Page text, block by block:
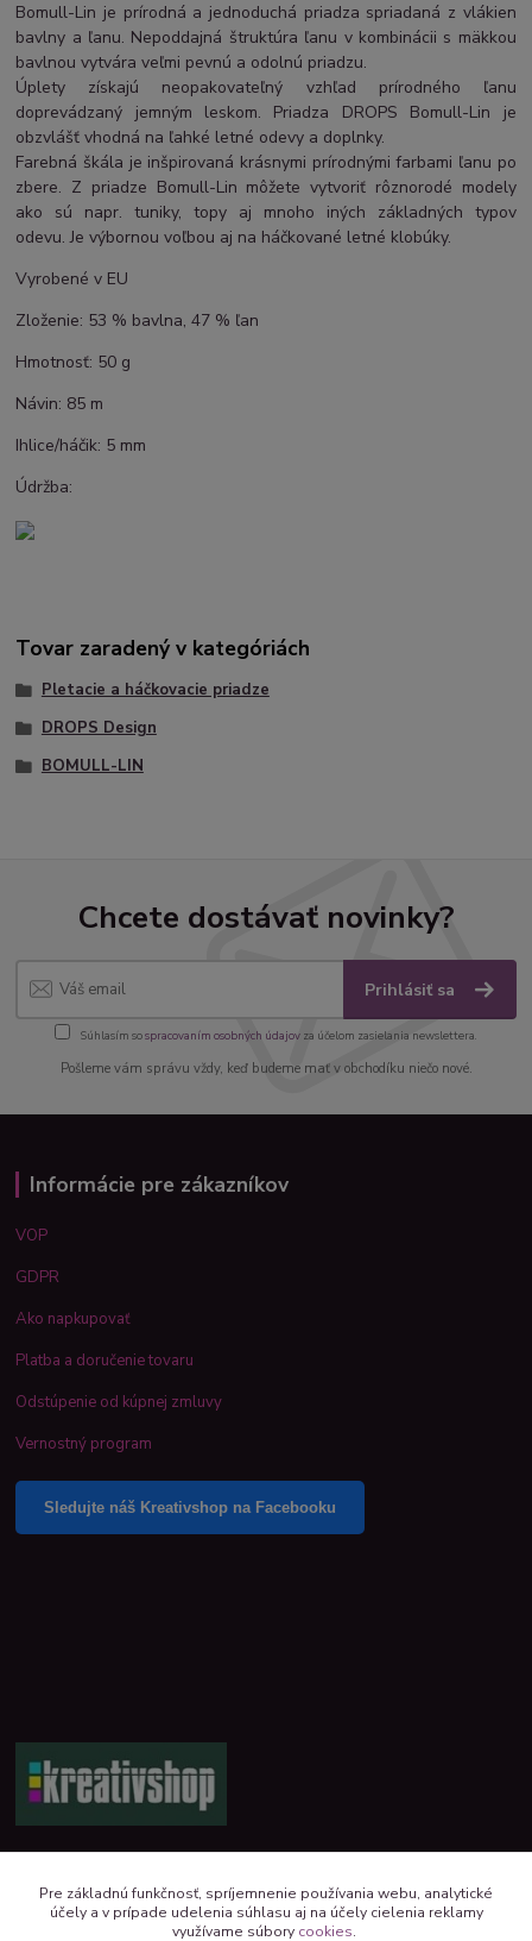
Bomull-Lin je prírodná a jednoduchá priadza spriadaná z vlákien
bavlny a ľanu. Nepoddajná štruktúra ľanu v kombinácii s mäkkou
bavlnou vytvára veľmi pevnú a odolnú priadzu.
Úplety získajú neopakovateľný vzhľad prírodného ľanu
doprevádzaný jemným leskom. Priadza DROPS Bomull-Lin je
obzvlášť vhodná na ľahké letné odevy a doplnky.
Farebná škála je inšpirovaná krásnymi prírodnými farbami ľanu po
zbere. Z priadze Bomull-Lin môžete vytvoriť rôznorodé modely
ako sú napr. tuniky, topy aj mnoho iných základných typov
odevu. Je výbornou voľbou aj na háčkované letné klobúky.
Vyrobené v EU
Zloženie: 53 % bavlna, 47 % ľan
Hmotnosť: 50 g
Návin: 85 m
Ihlice/háčik: 5 mm
Údržba:
Tovar zaradený v kategóriách
Pletacie a háčkovacie priadze
DROPS Design
BOMULL-LIN
Chcete dostávať novinky?
Prihlásiť sa
Súhlasím sospracovaním osobných údajov za účelom zasielania newslettera.
Pošleme vám správu vždy, keď budeme mať v obchodíku niečo nové.
Informácie pre zákazníkov
VOP
GDPR
Ako napkupovať
Platba a doručenie tovaru
Odstúpenie od kúpnej zmluvy
Vernostný program
Sledujte náš Kreativshop na Facebooku
kreativshop@kreativshop.sk
Pre základnú funkčnosť, spríjemnenie používania webu, analytické
účely a v prípade udelenia súhlasu aj na účely cielenia reklamy
využívame súbory cookies.